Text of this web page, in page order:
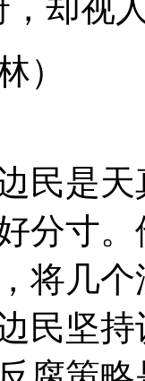
却视
）
民是
分寸
将几
民坚